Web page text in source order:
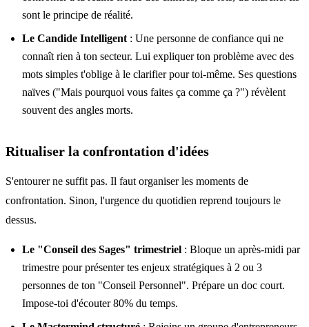
sont le principe de réalité.
Le Candide Intelligent : Une personne de confiance qui ne
connaît rien à ton secteur. Lui expliquer ton problème avec des
mots simples t'oblige à le clarifier pour toi-même. Ses questions
naïves ("Mais pourquoi vous faites ça comme ça ?") révèlent
souvent des angles morts.
Ritualiser la confrontation d'idées
S'entourer ne suffit pas. Il faut organiser les moments de
confrontation. Sinon, l'urgence du quotidien reprend toujours le
dessus.
Le "Conseil des Sages" trimestriel : Bloque un après-midi par
trimestre pour présenter tes enjeux stratégiques à 2 ou 3
personnes de ton "Conseil Personnel". Prépare un doc court.
Impose-toi d'écouter 80% du temps.